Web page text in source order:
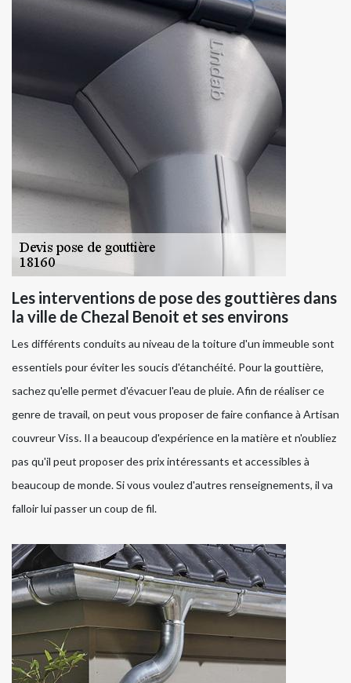
Les interventions de pose des gouttières dans
la ville de Chezal Benoit et ses environs
Les différents conduits au niveau de la toiture d'un immeuble sont
essentiels pour éviter les soucis d'étanchéité. Pour la gouttière,
sachez qu'elle permet d'évacuer l'eau de pluie. Afin de réaliser ce
genre de travail, on peut vous proposer de faire confiance à Artisan
couvreur Viss. Il a beaucoup d'expérience en la matière et n'oubliez
pas qu'il peut proposer des prix intéressants et accessibles à
beaucoup de monde. Si vous voulez d'autres renseignements, il va
falloir lui passer un coup de fil.